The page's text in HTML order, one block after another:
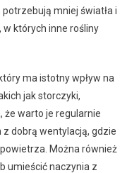
mniej światła i
których inne rośliny
ma istotny wpływ na
jak storczyki,
że warto je regularnie
dobrą wentylacją, gdzie
Można również
umieścić naczynia z